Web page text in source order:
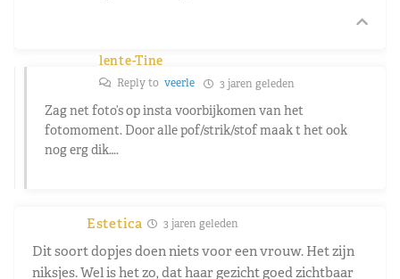
lente-Tine
Reply to veerle 3 jaren geleden
Zag net foto’s op insta voorbijkomen van het
fotomoment. Door alle pof/strik/stof maak t het ook
nog erg dik….
Estetica 3 jaren geleden
Dit soort dopjes doen niets voor een vrouw. Het zijn
niksjes. Wel is het zo, dat haar gezicht goed zichtbaar